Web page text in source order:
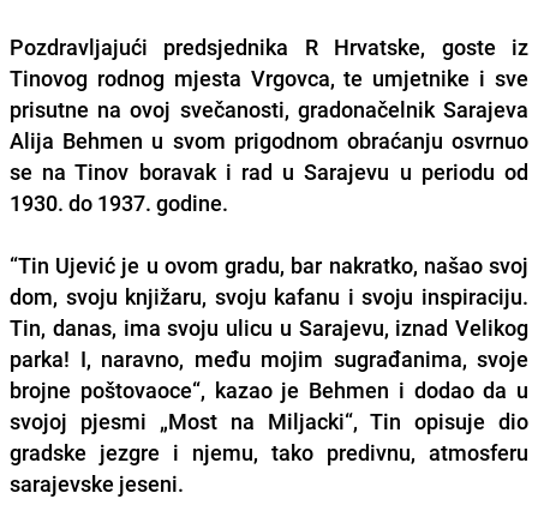
Pozdravljajući predsjednika R Hrvatske, goste iz
Tinovog rodnog mjesta Vrgovca, te umjetnike i sve
prisutne na ovoj svečanosti, gradonačelnik Sarajeva
Alija Behmen u svom prigodnom obraćanju osvrnuo
se na Tinov boravak i rad u Sarajevu u periodu od
1930. do 1937. godine.
“Tin Ujević je u ovom gradu, bar nakratko, našao svoj
dom, svoju knjižaru, svoju kafanu i svoju inspiraciju.
Tin, danas, ima svoju ulicu u Sarajevu, iznad Velikog
parka! I, naravno, među mojim sugrađanima, svoje
brojne poštovaoce“, kazao je Behmen i dodao da u
svojoj pjesmi „Most na Miljacki“, Tin opisuje dio
gradske jezgre i njemu, tako predivnu, atmosferu
sarajevske jeseni.